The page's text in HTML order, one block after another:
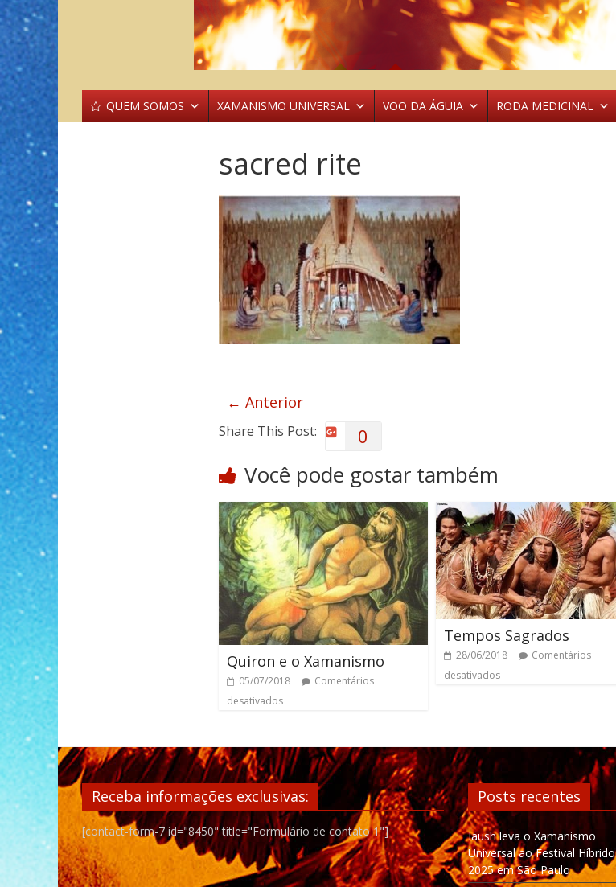
QUEM SOMOS XAMANISMO UNIVERSAL VOO DA ÁGUIA RODA MEDICINAL
sacred rite
← Anterior
Share This Post: 0
Você pode gostar também
Quiron e o Xamanismo
05/07/2018
Comentários
desativados
Tempos Sagrados
28/06/2018
Comentários
desativados
Receba informações exclusivas:
[contact-form-7 id="8450" title="Formulário de contato 1"]
Posts recentes
Iaush leva o Xamanismo
Universal ao Festival Híbrido
2025 em São Paulo